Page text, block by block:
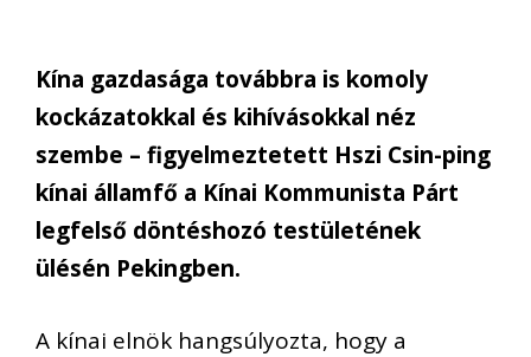
Kína gazdasága továbbra is komoly
kockázatokkal és kihívásokkal néz
szembe – figyelmeztetett Hszi Csin-ping
kínai államfő a Kínai Kommunista Párt
legfelső döntéshozó testületének
ülésén Pekingben.
A kínai elnök hangsúlyozta, hogy a